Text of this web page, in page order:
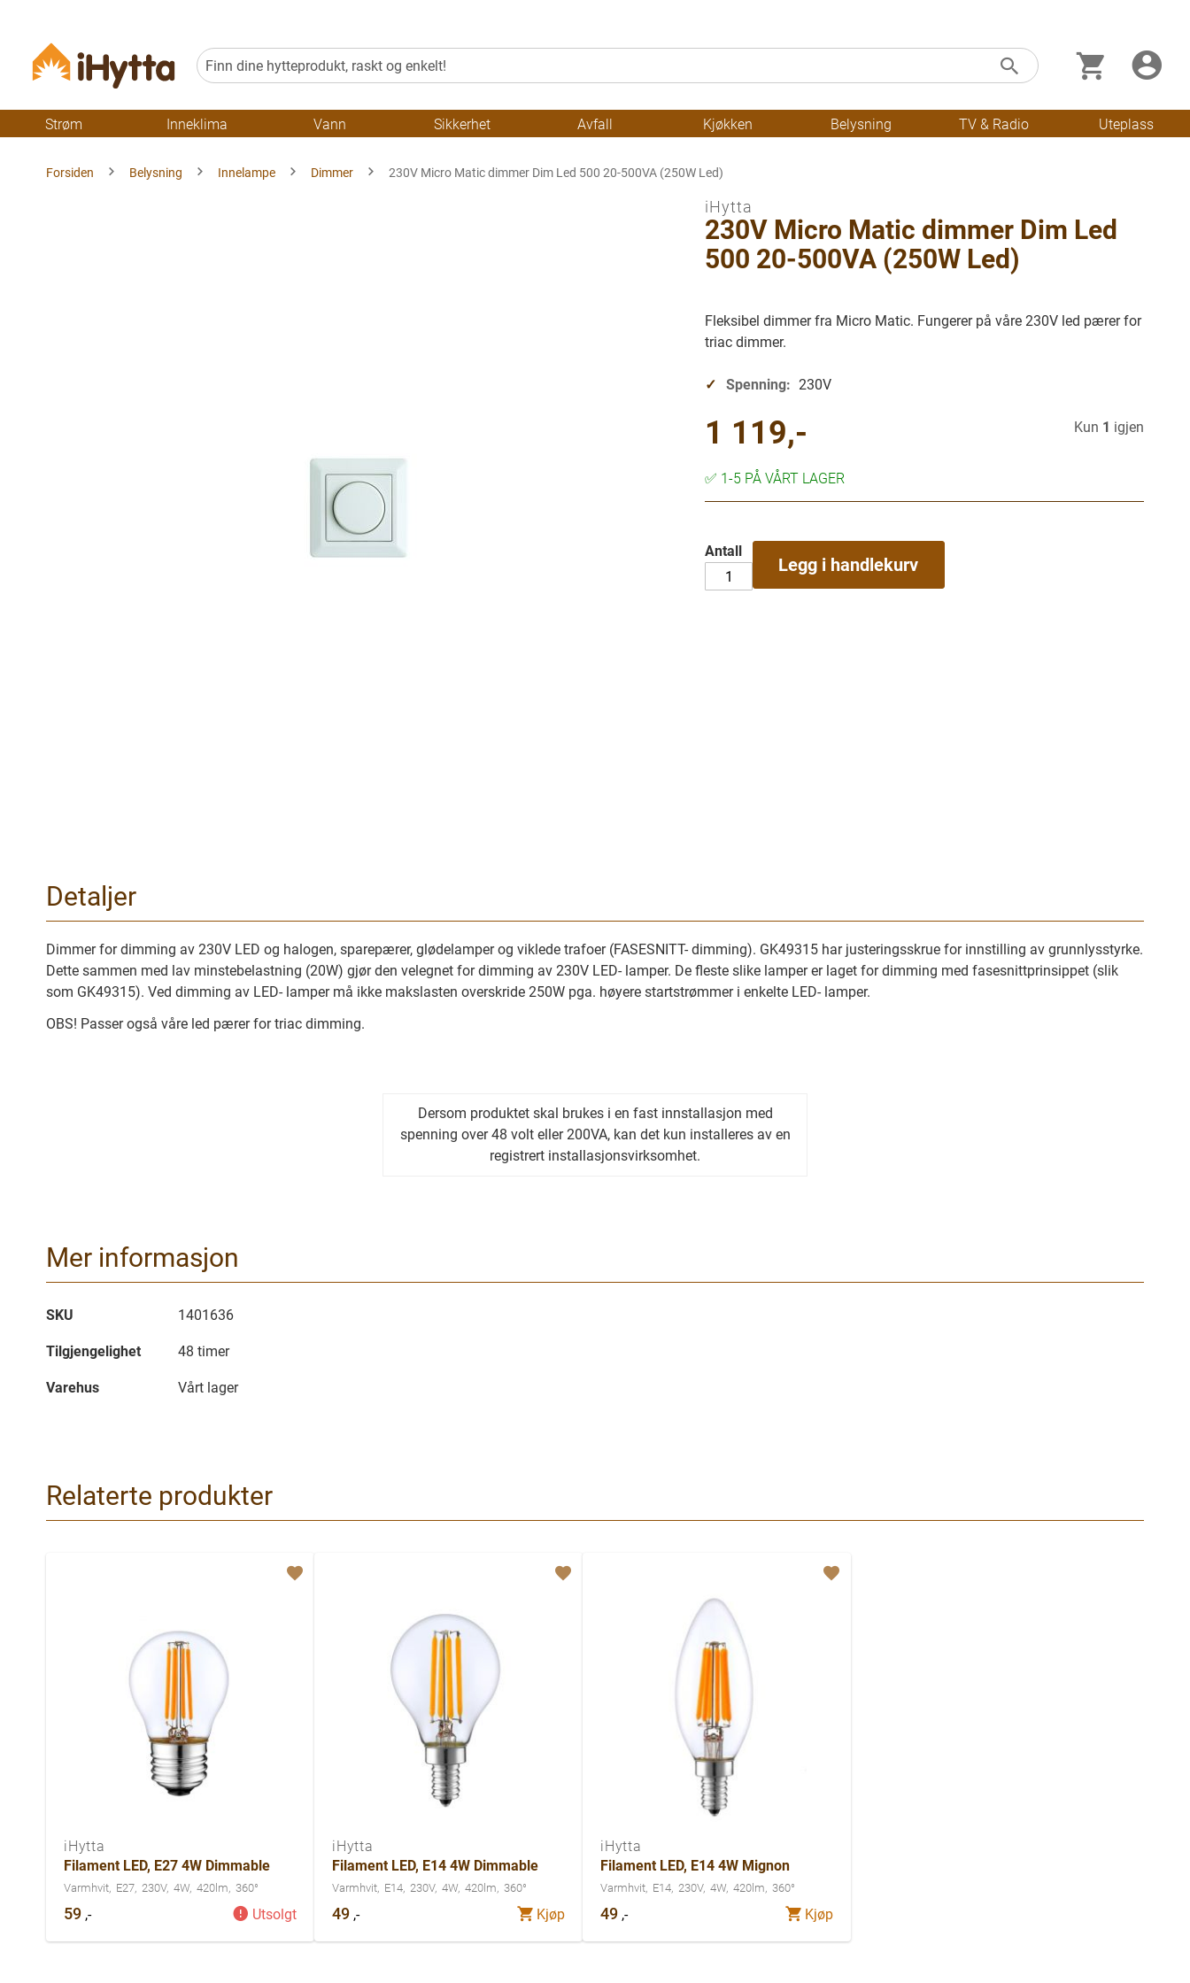
Søk Min
Skip
Strøm
Inneklima Vann Sikkerhet Avfall Kjøkken Belysning TV & Radio Uteplass
Forsiden Belysning Innelampe Dimmer 230V Micro Matic dimmer Dim Led 500 20-500VA (250W Led)
av
bilder
galleriet
iHytta
230V Micro Matic dimmer Dim Led
500 20-500VA (250W Led)
Fleksibel dimmer fra Micro Matic. Fungerer på våre 230V led pærer for
triac dimmer.
Spenning: 230V
1 119,- Kun 1 igjen
✅ 1-5 PÅ VÅRT LAGER
Antall
Legg i handlekurv
Detaljer
Dimmer for dimming av 230V LED og halogen, sparepærer, glødelamper og viklede trafoer (FASESNITT- dimming). GK49315 har justeringsskrue for innstilling av grunnlysstyrke.
Dette sammen med lav minstebelastning (20W) gjør den velegnet for dimming av 230V LED- lamper. De fleste slike lamper er laget for dimming med fasesnittprinsippet (slik
som GK49315). Ved dimming av LED- lamper må ikke makslasten overskride 250W pga. høyere startstrømmer i enkelte LED- lamper.
OBS! Passer også våre led pærer for triac dimming.
Dersom produktet skal brukes i en fast innstallasjon med
spenning over 48 volt eller 200VA, kan det kun installeres av en
registrert installasjonsvirksomhet.
Mer informasjon
Mer
SKU 1401636
Tilgjengelighet 48 timer
Varehus Vårt lager
Relaterte produkter
iHytta
Filament LED, E27 4W Dimmable
Varmhvit E27 230V 4W 420lm 360°
59 ,- Utsolgt
iHytta
Filament LED, E14 4W Dimmable
Varmhvit E14 230V 4W 420lm 360°
49 ,- Kjøp
iHytta
Filament LED, E14 4W Mignon
Varmhvit E14 230V 4W 420lm 360°
49 ,- Kjøp